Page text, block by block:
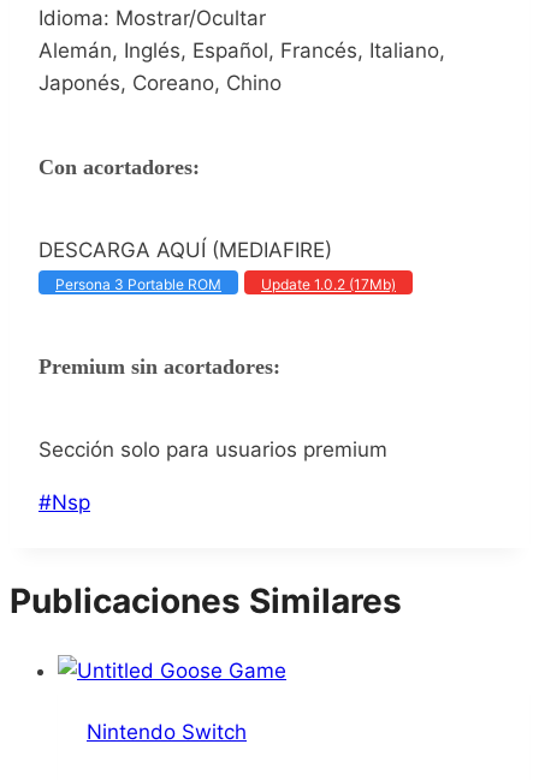
Idioma: Mostrar/Ocultar
Alemán, Inglés, Español, Francés, Italiano,
Japonés, Coreano, Chino
Con acortadores:
DESCARGA AQUÍ (MEDIAFIRE)
Persona 3 Portable ROM Update 1.0.2 (17Mb)
Premium sin acortadores:
Sección solo para usuarios premium
Etiquetas
entrada:
#Nsp
Publicaciones Similares
Nintendo Switch